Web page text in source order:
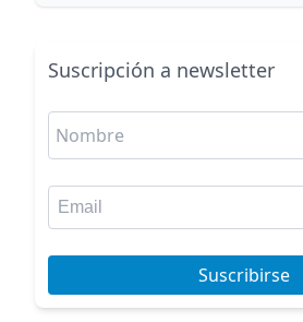
Suscripción a newsletter
Suscribirse